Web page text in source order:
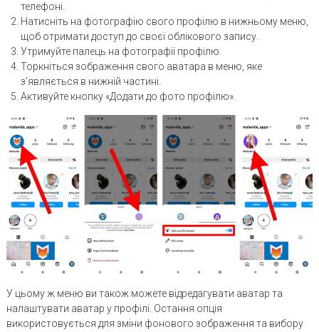
телефоні.
Натисніть на фотографію свого профілю в нижньому меню,
щоб отримати доступ до своєї облікового запису.
Утримуйте палець на фотографії профілю.
Торкніться зображення свого аватара в меню, яке
з’являється в нижній частині.
Активуйте кнопку «Додати до фото профілю».
У цьому ж меню ви також можете відредагувати аватар та
налаштувати аватар у профілі. Остання опція
використовується для зміни фонового зображення та вибору